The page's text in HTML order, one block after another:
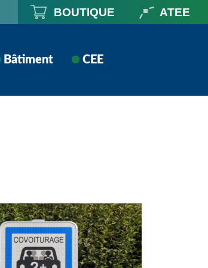
BOUTIQUE ATEE
Bâtiment CEE